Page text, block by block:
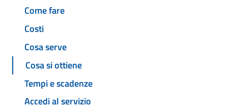
Come fare
Costi
Cosa serve
Cosa si ottiene
Tempi e scadenze
Accedi al servizio